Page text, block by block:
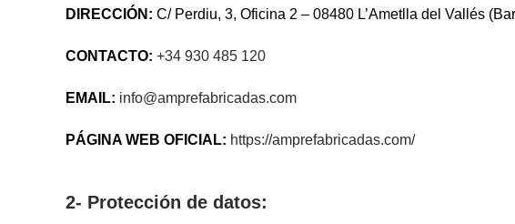
DIRECCIÓN: C/ Perdiu, 3, Oficina 2 – 08480 L’Ametlla del Vallés
CONTACTO: +34 930 485 120
EMAIL: info@amprefabricadas.com
PÁGINA WEB OFICIAL: https://amprefabricadas.com/
2- Protección de datos: